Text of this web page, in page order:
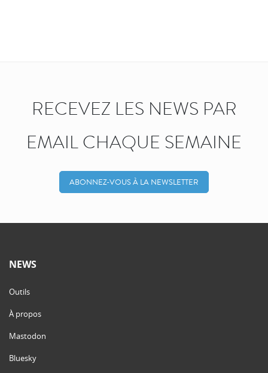
RECEVEZ LES NEWS PAR
EMAIL CHAQUE SEMAINE
ABONNEZ-VOUS À LA NEWSLETTER
NEWS
Outils
À propos
Mastodon
Bluesky